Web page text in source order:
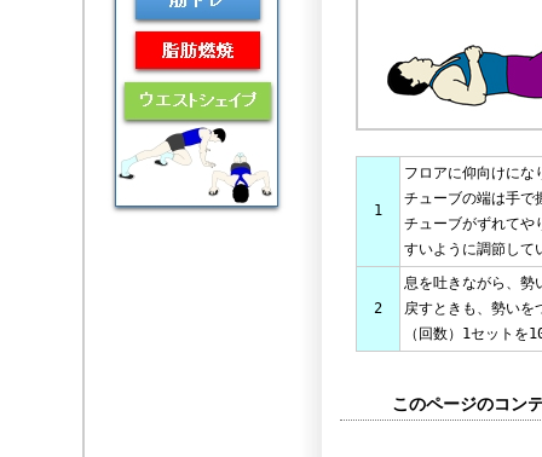
1
フロアに仰向けにな
チューブの端は手で
チューブがずれてや
すいように調節して
2
息を吐きながら、勢
戻すときも、勢いを
（回数）1セットを
このページのコン